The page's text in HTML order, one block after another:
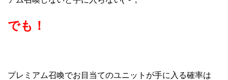
でも！
プレミアム召喚でお目当てのユニットが手に入る確率は